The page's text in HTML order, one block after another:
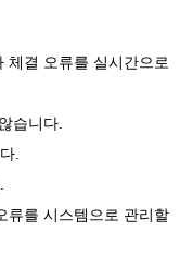
체결 오류를 실시간으로
습니다.
.
류를 시스템으로 관리할